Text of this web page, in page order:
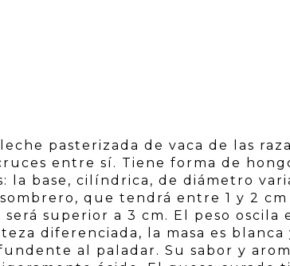
pasterizada de vaca de las
entre sí. Tiene forma de
la base, cilíndrica, de diámetro
que tendrá entre 1 y 2 cm
superior a 3 cm. El peso oscila
diferenciada, la masa es blanca
al paladar. Su sabor y